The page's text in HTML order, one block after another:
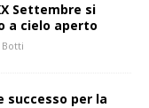
Settembre si
a cielo aperto
successo per la